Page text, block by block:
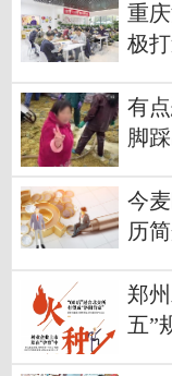
重
极
有
脚
今
历
郑
五”